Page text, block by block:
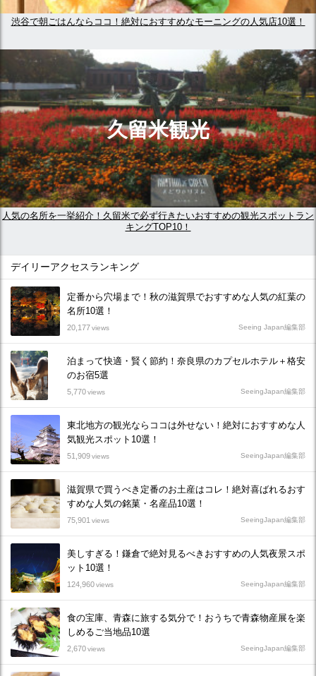
渋谷で朝ごはんならココ！絶対におすすめなモーニングの人気店10選！
久留米観光
人気の名所を一挙紹介！久留米で必ず行きたいおすすめの観光スポットラン
キングTOP10！
デイリーアクセスランキング
定番から穴場まで！秋の滋賀県でおすすめな人気の紅葉の
名所10選！
20,177views Seeing Japan編集部
泊まって快適・賢く節約！奈良県のカプセルホテル＋格安
のお宿5選
5,770views SeeingJapan編集部
東北地方の観光ならココは外せない！絶対におすすめな人
気観光スポット10選！
51,909views SeeingJapan編集部
滋賀県で買うべき定番のお土産はコレ！絶対喜ばれるおす
すめな人気の銘菓・名産品10選！
75,901 views SeeingJapan編集部
美しすぎる！鎌倉で絶対見るべきおすすめの人気夜景スポ
ット10選！
124,960views SeeingJapan編集部
食の宝庫、青森に旅する気分で！おうちで青森物産展を楽
しめるご当地品10選
2,670views SeeingJapan編集部